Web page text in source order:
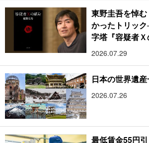
東野圭吾を悼
かったトリッ
字塔『容疑者
2026.07.29
日本の世界遺
2026.07.26
最低賃金55円